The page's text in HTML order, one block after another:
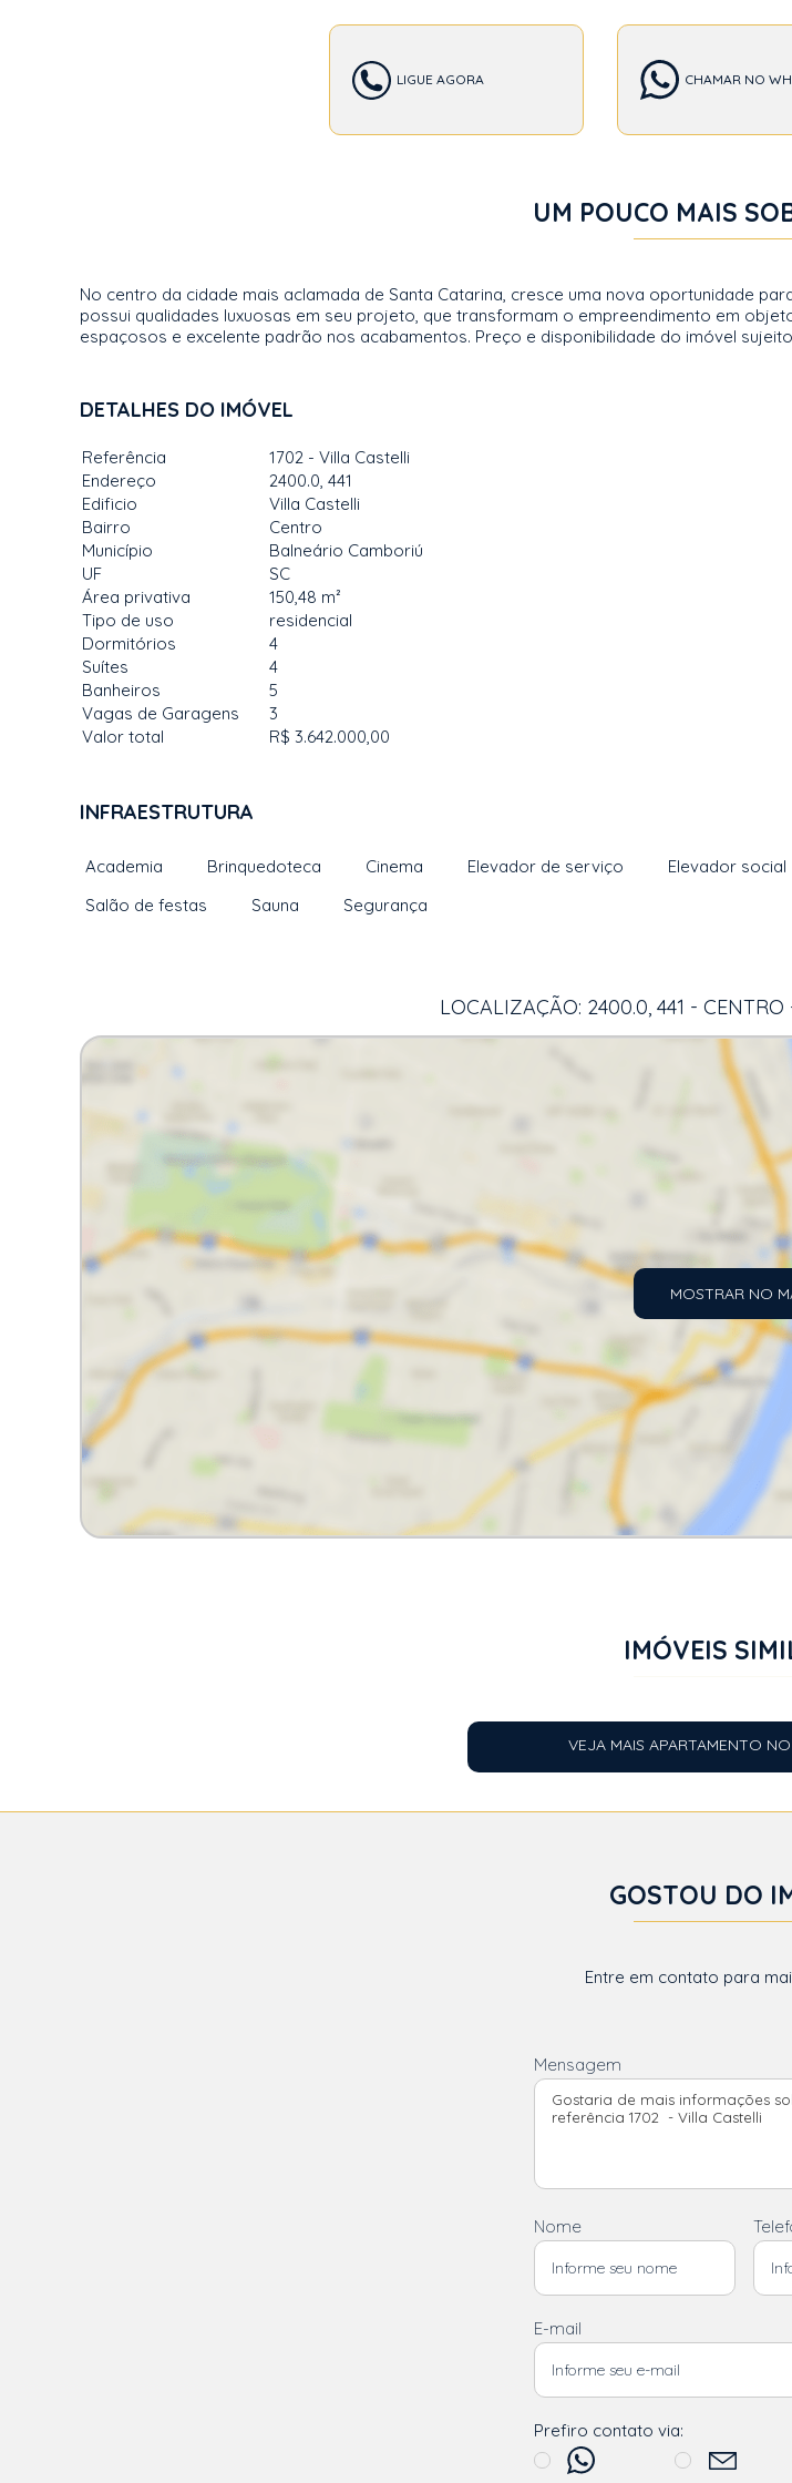
LIGUE AGORA CHAMAR NO
UM POUCO MAIS
No centro da cidade mais aclamada de Santa Catarina, cresce uma nova oportunidade
possui qualidades luxuosas em seu projeto, que transformam o empreendimento em
espaçosos e excelente padrão nos acabamentos. Preço e disponibilidade do imóvel
DETALHES DO IMÓVEL
Referência
1702 - Villa Castelli
Endereço
2400.0, 441
Edificio
Villa Castelli
Bairro
Centro
Município
Balneário Camboriú
UF
SC
Área privativa
150,48 m²
Tipo de uso
residencial
Dormitórios
4
Suítes
4
Banheiros
5
Vagas de Garagens
3
Valor total
R$ 3.642.000,00
INFRAESTRUTURA
Academia Brinquedoteca Cinema Elevador de serviço Elevador social
Salão de festas
Sauna Segurança
LOCALIZAÇÃO: 2400.0, 441 -
MOSTRAR NO
IMÓVEIS
VEJA MAIS APARTAMENTO
GOSTOU DO
Entre em contato para
Mensagem
Nome
E-mail
Prefiro contato via: